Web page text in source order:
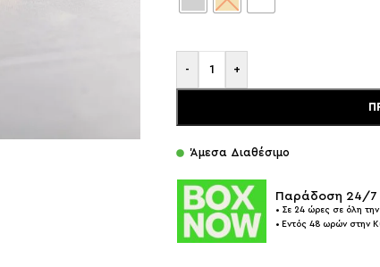
- +
Άμεσα Διαθέσιμο
Παράδοση 24/7
• Σε 24 ώρες σε όλη
• Εντός 48 ωρών στην